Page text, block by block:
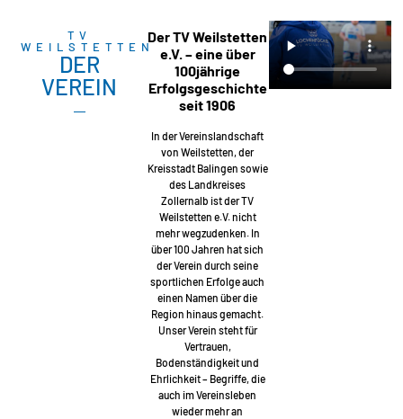
TV
WEILSTETTEN
DER
VEREIN
Der TV Weilstetten
e.V. – eine über
100jährige
Erfolgsgeschichte
seit 1906
In der Vereinslandschaft
von Weilstetten, der
Kreisstadt Balingen sowie
des Landkreises
Zollernalb ist der TV
Weilstetten e.V. nicht
mehr wegzudenken. In
über 100 Jahren hat sich
der Verein durch seine
sportlichen Erfolge auch
einen Namen über die
Region hinaus gemacht.
Unser Verein steht für
Vertrauen,
Bodenständigkeit und
Ehrlichkeit – Begriffe, die
auch im Vereinsleben
wieder mehr an